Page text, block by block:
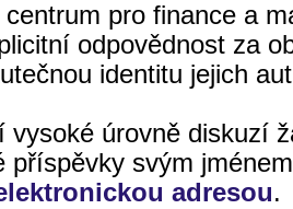
pro finance a
odpovědnost za
identitu jejich
vysoké úrovně diskuzí
příspěvky svým
adresou.